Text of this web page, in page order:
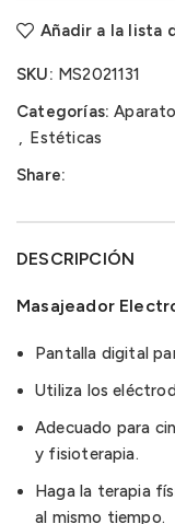
Añadir a la lista
SKU: MS2021131
Categorías:
, Estéticas
Share:
DESCRIPCIÓN
Masajeador
Pantalla digital
Utiliza los
Adecuado para
y fisioterapia.
Haga la terapia
al mismo tiempo.